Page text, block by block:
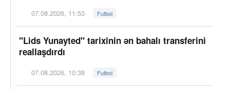
07.08.2026, 11:53 Futbol
"Lids Yunayted" tarixinin ən bahalı transferini
reallaşdırdı
07.08.2026, 10:38 Futbol